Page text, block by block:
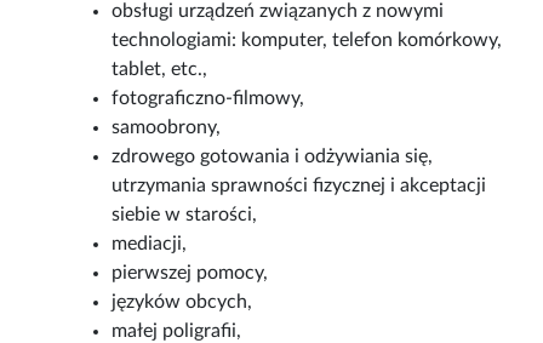
obsługi urządzeń związanych z nowymi
technologiami: komputer, telefon komórkowy,
tablet, etc.,
fotograficzno-filmowy,
samoobrony,
zdrowego gotowania i odżywiania się,
utrzymania sprawności fizycznej i akceptacji
siebie w starości,
mediacji,
pierwszej pomocy,
języków obcych,
małej poligrafii,